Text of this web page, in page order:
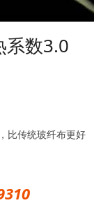
系数3.0
比传统玻纤布更好